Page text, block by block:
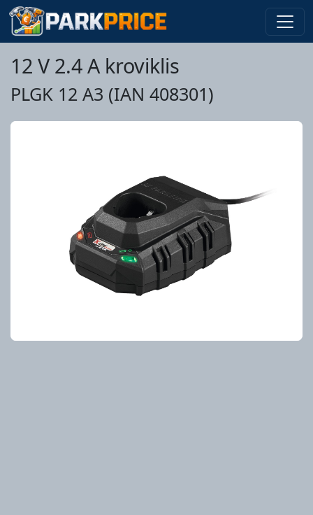
12 V 2.4 A kroviklis
PLGK 12 A3 (IAN 408301)